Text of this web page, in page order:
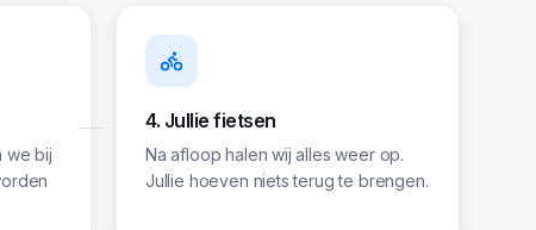
we bij
4. Jullie fietsen
Na afloop halen wij alles weer op.
Jullie hoeven niets terug te brengen.